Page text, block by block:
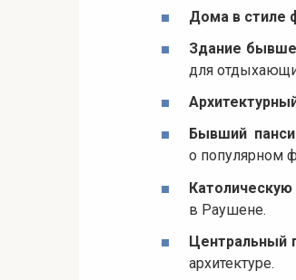
Дома в стиле
Здание
для
Бывший
о популярном
в Раушене.
Центральный
архитектуре.